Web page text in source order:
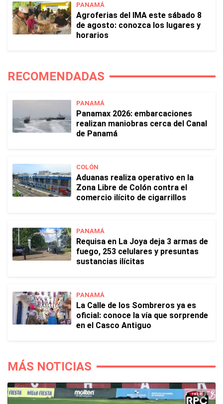
PANAMÁ
Agroferias del IMA este sábado 8
de agosto: conozca los lugares y
horarios
RECOMENDADAS
PANAMÁ
Panamax 2026: embarcaciones
realizan maniobras cerca del Canal
de Panamá
COLÓN
Aduanas realiza operativo en la
Zona Libre de Colón contra el
comercio ilícito de cigarrillos
PANAMÁ
Requisa en La Joya deja 3 armas de
fuego, 253 celulares y presuntas
sustancias ilícitas
PANAMÁ
La Calle de los Sombreros ya es
oficial: conoce la vía que sorprende
en el Casco Antiguo
MÁS NOTICIAS